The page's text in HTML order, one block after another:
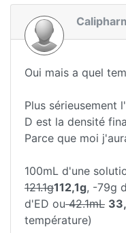
Oui mais a quel
Plus sérieusement
D est la densité
Parce que moi
100mL d'une
121.1g112,1g, -79g
d'ED ou42.1mL
température)